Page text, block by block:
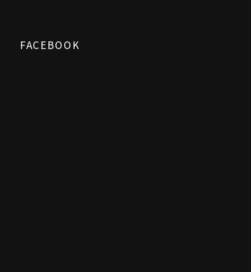
FACEBOOK